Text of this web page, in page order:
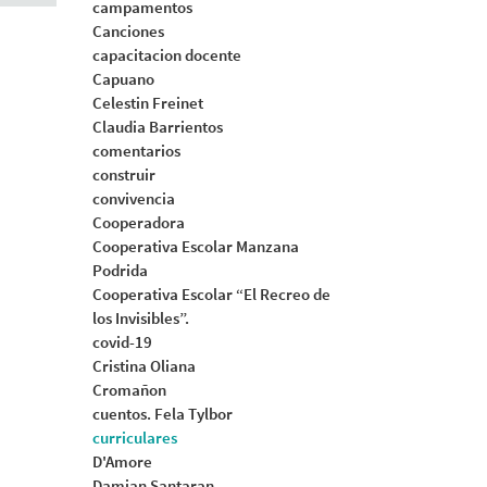
campamentos
Canciones
capacitacion docente
Capuano
Celestin Freinet
Claudia Barrientos
comentarios
construir
convivencia
Cooperadora
Cooperativa Escolar Manzana
Podrida
Cooperativa Escolar “El Recreo de
los Invisibles”.
covid-19
Cristina Oliana
Cromañon
cuentos. Fela Tylbor
curriculares
D'Amore